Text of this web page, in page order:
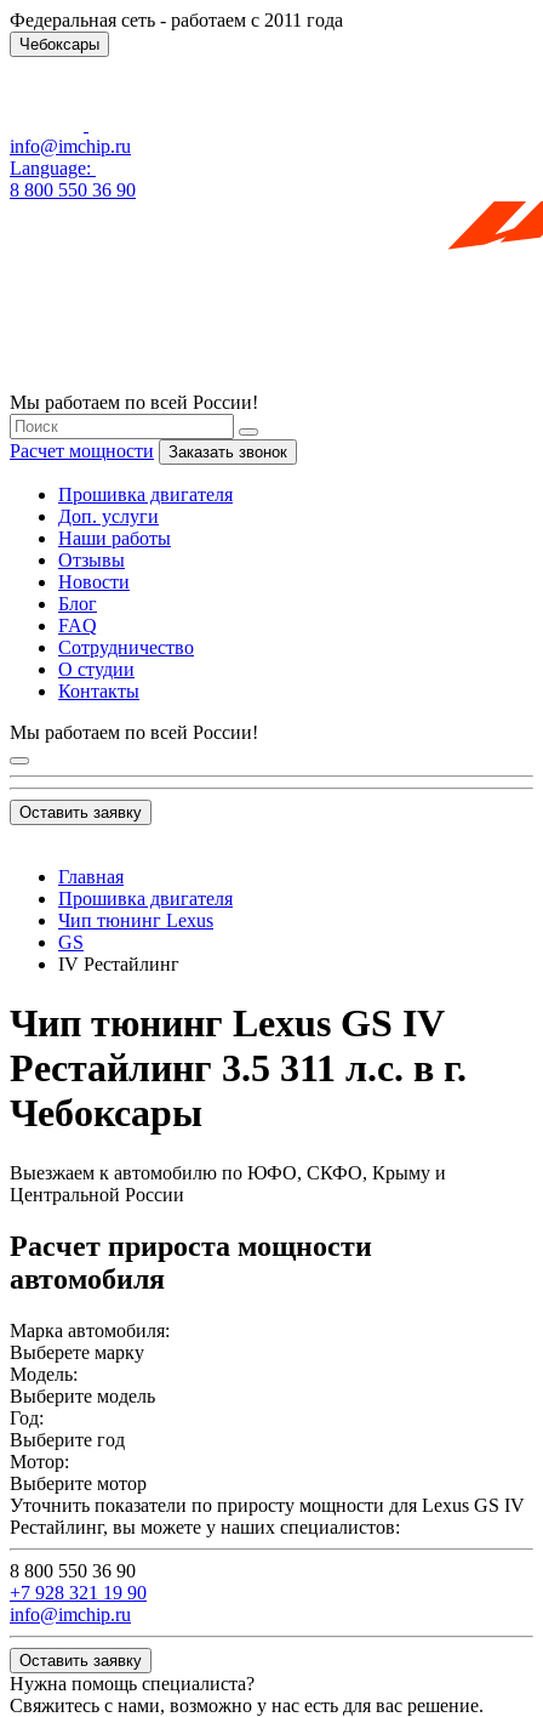
Федеральная сеть - работаем с 2011 года
Чебоксары
info@imchip.ru
Language:
8 800 550 36 90
Мы работаем по всей России!
Расчет мощности Заказать звонок
Прошивка двигателя
Доп. услуги
Наши работы
Отзывы
Новости
Блог
FAQ
Сотрудничество
О студии
Контакты
Мы работаем по всей России!
Оставить заявку
Главная
Прошивка двигателя
Чип тюнинг Lexus
GS
IV Рестайлинг
Чип тюнинг Lexus GS IV
Рестайлинг 3.5 311 л.с. в г.
Чебоксары
Выезжаем к автомобилю по ЮФО, СКФО, Крыму и
Центральной России
Расчет прироста мощности
автомобиля
Марка автомобиля:
Выберете марку
Модель:
Выберите модель
Год:
Выберите год
Мотор:
Выберите мотор
Уточнить показатели по приросту мощности для Lexus GS IV
Рестайлинг, вы можете у наших специалистов:
8 800 550 36 90
+7 928 321 19 90
info@imchip.ru
Оставить заявку
Нужна помощь специалиста?
Свяжитесь с нами, возможно у нас есть для вас решение.